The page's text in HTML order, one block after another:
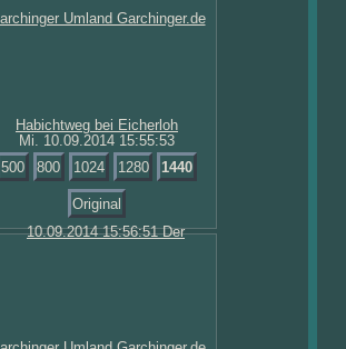
Mi. 10.09.2014 15:55:53
500
800 1024 1280 1440
Original